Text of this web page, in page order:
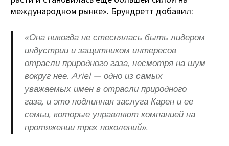
международном рынке». Брундретт добавил:
«Она никогда не стеснялась быть лидером
индустрии и защитником интересов
отрасли природного газа, несмотря на шум
вокруг нее. Ariel — одно из самых
уважаемых имен в отрасли природного
газа, и это подлинная заслуга Карен и ее
семьи, которые управляют компанией на
протяжении трех поколений».